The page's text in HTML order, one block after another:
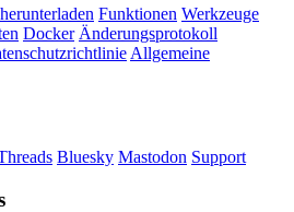
Funktionen Werkzeuge
Docker Änderungsprotokoll
Allgemeine
Bluesky Mastodon Support